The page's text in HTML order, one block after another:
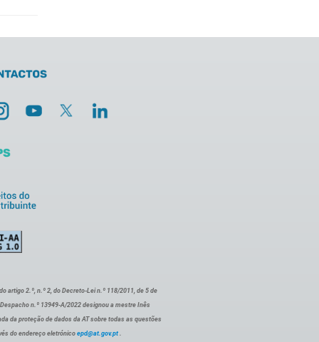
2.º, n.º 2, do Decreto-Lei n.º 118/2011, de 5 de
n.º 13949-A/2022 designou a mestre Inês
da proteção de dados da AT sobre todas as questões
do endereço eletrónico epd@at.gov.pt .